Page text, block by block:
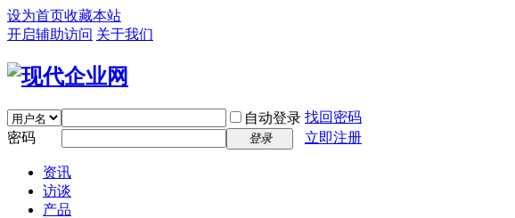
设为首页收藏本站
开启辅助访问 关于我们
自动登录 找回密码
密码
登录 立即注册
资讯
访谈
产品